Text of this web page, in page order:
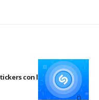
con la nueva